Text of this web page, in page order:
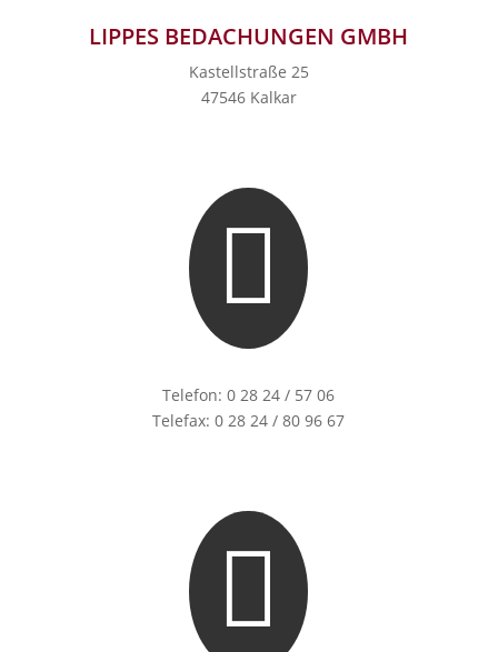
LIPPES BEDACHUNGEN GMBH
Kastellstraße 25
47546 Kalkar

Telefon: 0 28 24 / 57 06
Telefax: 0 28 24 / 80 96 67
